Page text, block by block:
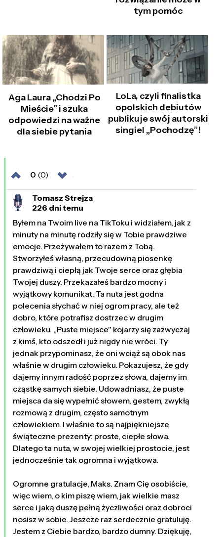
tym pomóc
Aga Laura „Chodzi Po
Mieście” i szuka
odpowiedzi na ważne
dla siebie pytania
LoLa, czyli finalistka
opolskich debiutów
publikuje swój autorski
singiel „Pochodzę”!
0 (0)
Tomasz Strejza
226 dni temu
Byłem na Twoim live na TikToku i widziałem, jak z
minuty na minutę rodziły się w Tobie prawdziwe
emocje. Przeżywałem to razem z Tobą.
Stworzyłeś własną, przecudowną piosenkę
prawdziwą i ciepłą jak Twoje serce oraz głębia
Twojej duszy. Przekazałeś bardzo mocny i
wyjątkowy komunikat. Ta nuta jest godna
polecenia słychać w niej ogrom pracy, ale też
dobro, które potrafisz dostrzec w drugim
człowieku. „Puste miejsce" kojarzy się zazwyczaj
z kimś, kto odszedł i już nigdy nie wróci. Ty
jednak przypominasz, że oni wciąż są obok nas
właśnie w drugim człowieku. Pokazujesz, że gdy
dajemy innym radość poprzez słowa, dajemy im
cząstkę samych siebie. Udowadniasz, że puste
miejsca da się wypełnić słowem, gestem, zwykłą
rozmową z drugim, często samotnym
człowiekiem. I właśnie to są najpiękniejsze
świąteczne prezenty: proste, ciepłe słowa.
Dlatego ta nuta, w swojej wielkiej prostocie, jest
jednocześnie tak ogromna i wyjątkowa.
Ogromne gratulacje, Maks. Znam Cię osobiście,
więc wiem, o kim piszę wiem, jak wielkie masz
serce i jaką duszę pełną życzliwości oraz dobroci
nosisz w sobie. Jeszcze raz serdecznie gratuluję.
Jestem z Ciebie bardzo, bardzo dumny. Dziękuję,